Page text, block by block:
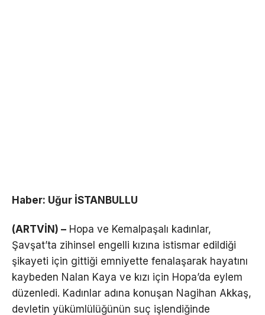
Haber: Uğur İSTANBULLU
(ARTVİN) – Hopa ve Kemalpaşalı kadınlar,
Şavşat’ta zihinsel engelli kızına istismar edildiği
şikayeti için gittiği emniyette fenalaşarak hayatını
kaybeden Nalan Kaya ve kızı için Hopa’da eylem
düzenledi. Kadınlar adına konuşan Nagihan Akkaş,
devletin yükümlülüğünün suç işlendiğinde